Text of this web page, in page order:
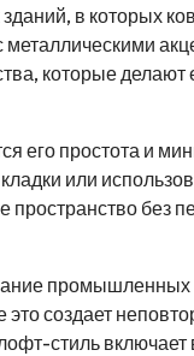
в которых
металлическими
которые
простота и
или
пространство без
промышленных
создает
стиль